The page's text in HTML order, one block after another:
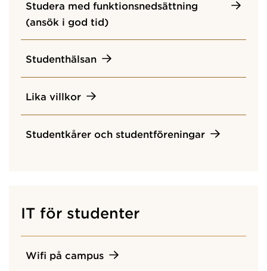
Studera med funktionsnedsättning
(ansök i god tid)
Studenthälsan
Lika villkor
Studentkårer och studentföreningar
IT för studenter
Wifi på campus